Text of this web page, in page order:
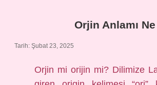
Orjin Anlamı Ne
Tarih: Şubat 23, 2025
Orjin mi orijin mi? Dilimize